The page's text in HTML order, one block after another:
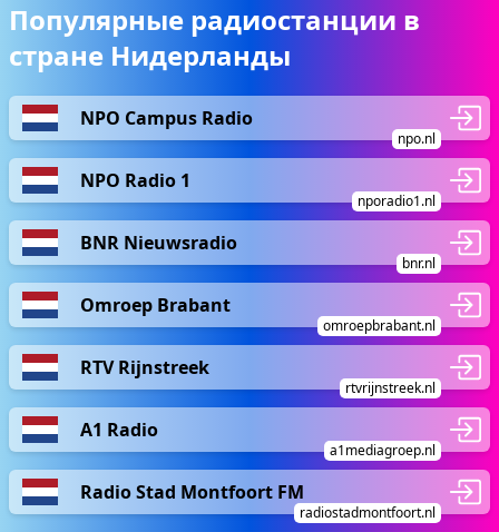
Популярные радиостанции в
стране Нидерланды
NPO Campus Radio
npo.nl
NPO Radio 1
nporadio1.nl
BNR Nieuwsradio
bnr.nl
Omroep Brabant
omroepbrabant.nl
RTV Rijnstreek
rtvrijnstreek.nl
A1 Radio
a1mediagroep.nl
Radio Stad Montfoort FM
radiostadmontfoort.nl